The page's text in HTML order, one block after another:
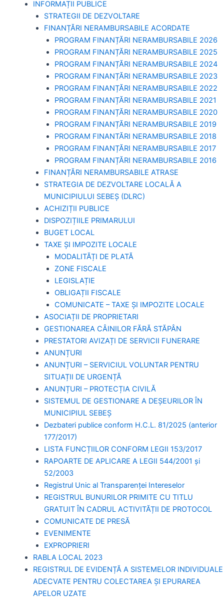
INFORMAȚII PUBLICE
STRATEGII DE DEZVOLTARE
FINANȚĂRI NERAMBURSABILE ACORDATE
PROGRAM FINANȚĂRI NERAMBURSABILE 2026
PROGRAM FINANȚĂRI NERAMBURSABILE 2025
PROGRAM FINANȚĂRI NERAMBURSABILE 2024
PROGRAM FINANȚĂRI NERAMBURSABILE 2023
PROGRAM FINANȚĂRI NERAMBURSABILE 2022
PROGRAM FINANȚĂRI NERAMBURSABILE 2021
PROGRAM FINANȚĂRI NERAMBURSABILE 2020
PROGRAM FINANȚĂRI NERAMBURSABILE 2019
PROGRAM FINANTĂRI NERAMBURSABILE 2018
PROGRAM FINANȚĂRI NERAMBURSABILE 2017
PROGRAM FINANȚĂRI NERAMBURSABILE 2016
FINANȚĂRI NERAMBURSABILE ATRASE
STRATEGIA DE DEZVOLTARE LOCALĂ A
MUNICIPIULUI SEBEȘ (DLRC)
ACHIZIȚII PUBLICE
DISPOZIȚIILE PRIMARULUI
BUGET LOCAL
TAXE ȘI IMPOZITE LOCALE
MODALITĂȚI DE PLATĂ
ZONE FISCALE
LEGISLAȚIE
OBLIGAȚII FISCALE
COMUNICATE – TAXE ȘI IMPOZITE LOCALE
ASOCIAȚII DE PROPRIETARI
GESTIONAREA CÂINILOR FĂRĂ STĂPÂN
PRESTATORI AVIZAȚI DE SERVICII FUNERARE
ANUNȚURI
ANUNȚURI – SERVICIUL VOLUNTAR PENTRU
SITUAȚII DE URGENȚĂ
ANUNȚURI – PROTECȚIA CIVILĂ
SISTEMUL DE GESTIONARE A DEȘEURILOR ÎN
MUNICIPIUL SEBEȘ
Dezbateri publice conform H.C.L. 81/2025 (anterior
177/2017)
LISTA FUNCȚIILOR CONFORM LEGII 153/2017
RAPOARTE DE APLICARE A LEGII 544/2001 și
52/2003
Registrul Unic al Transparenței Intereselor
REGISTRUL BUNURILOR PRIMITE CU TITLU
GRATUIT ÎN CADRUL ACTIVITĂȚII DE PROTOCOL
COMUNICATE DE PRESĂ
EVENIMENTE
EXPROPRIERI
RABLA LOCAL 2023
REGISTRUL DE EVIDENȚĂ A SISTEMELOR INDIVIDUALE
ADECVATE PENTRU COLECTAREA ȘI EPURAREA
APELOR UZATE